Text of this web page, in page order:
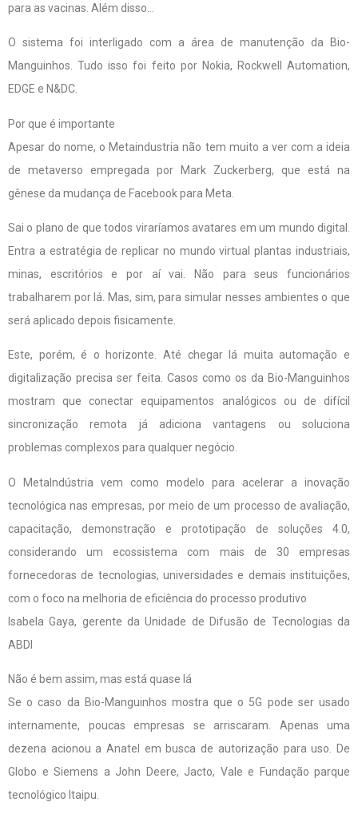
para as vacinas. Além disso…
O sistema foi interligado com a área de manutenção da Bio-
Manguinhos. Tudo isso foi feito por Nokia, Rockwell Automation,
EDGE e N&DC.
Por que é importante
Apesar do nome, o Metaindustria não tem muito a ver com a ideia
de metaverso empregada por Mark Zuckerberg, que está na
gênese da mudança de Facebook para Meta.
Sai o plano de que todos viraríamos avatares em um mundo digital.
Entra a estratégia de replicar no mundo virtual plantas industriais,
minas, escritórios e por aí vai. Não para seus funcionários
trabalharem por lá. Mas, sim, para simular nesses ambientes o que
será aplicado depois fisicamente.
Este, porém, é o horizonte. Até chegar lá muita automação e
digitalização precisa ser feita. Casos como os da Bio-Manguinhos
mostram que conectar equipamentos analógicos ou de difícil
sincronização remota já adiciona vantagens ou soluciona
problemas complexos para qualquer negócio.
O MetaIndústria vem como modelo para acelerar a inovação
tecnológica nas empresas, por meio de um processo de avaliação,
capacitação, demonstração e prototipação de soluções 4.0,
considerando um ecossistema com mais de 30 empresas
fornecedoras de tecnologias, universidades e demais instituições,
com o foco na melhoria de eficiência do processo produtivo
Isabela Gaya, gerente da Unidade de Difusão de Tecnologias da
ABDI
Não é bem assim, mas está quase lá
Se o caso da Bio-Manguinhos mostra que o 5G pode ser usado
internamente, poucas empresas se arriscaram. Apenas uma
dezena acionou a Anatel em busca de autorização para uso. De
Globo e Siemens a John Deere, Jacto, Vale e Fundação parque
tecnológico Itaipu.